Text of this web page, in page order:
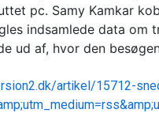
pc. Samy Kamkar
indsamlede data om
ud af, hvor den
artikel/15712-